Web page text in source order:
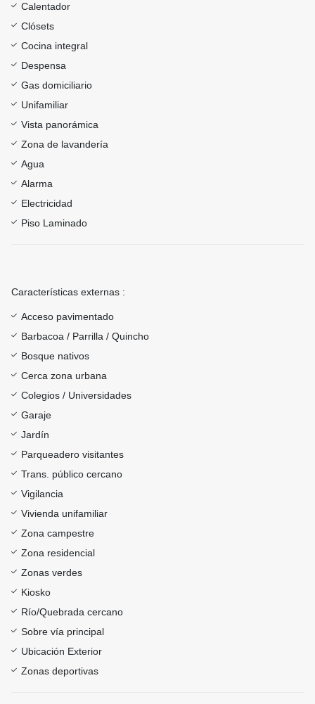
Calentador
Clósets
Cocina integral
Despensa
Gas domiciliario
Unifamiliar
Vista panorámica
Zona de lavandería
Agua
Alarma
Electricidad
Piso Laminado
Características externas :
Acceso pavimentado
Barbacoa / Parrilla / Quincho
Bosque nativos
Cerca zona urbana
Colegios / Universidades
Garaje
Jardín
Parqueadero visitantes
Trans. público cercano
Vigilancia
Vivienda unifamiliar
Zona campestre
Zona residencial
Zonas verdes
Kiosko
Río/Quebrada cercano
Sobre vía principal
Ubicación Exterior
Zonas deportivas